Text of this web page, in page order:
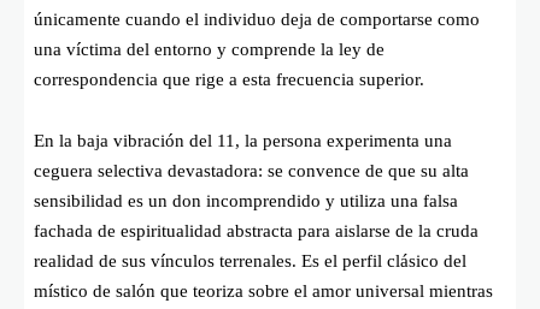
únicamente cuando el individuo deja de comportarse como
una víctima del entorno y comprende la ley de
correspondencia que rige a esta frecuencia superior.
En la baja vibración del 11, la persona experimenta una
ceguera selectiva devastadora: se convence de que su alta
sensibilidad es un don incomprendido y utiliza una falsa
fachada de espiritualidad abstracta para aislarse de la cruda
realidad de sus vínculos terrenales. Es el perfil clásico del
místico de salón que teoriza sobre el amor universal mientras